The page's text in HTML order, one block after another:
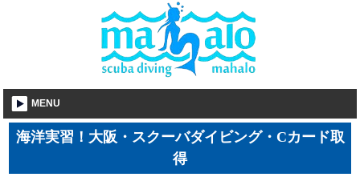
MENU
海洋実習！大阪・スクーバダイビング・Cカード取
得